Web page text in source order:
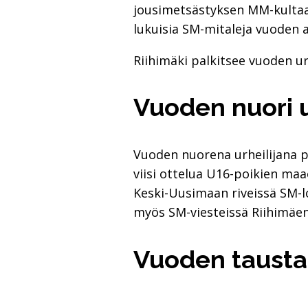
jousimetsästyksen MM-
lukuisia SM-mitaleja vuoden
Riihimäki palkitsee vuoden
Vuo­den nuo­ri
Vuoden nuorena urheilijana
viisi ottelua U16-poikien
Keski-Uusimaan riveissä
myös SM-viesteissä
Vuo­den